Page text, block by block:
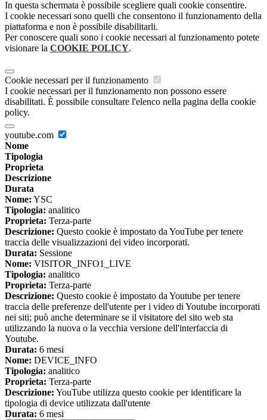
In questa schermata è possibile scegliere quali cookie consentire.
I cookie necessari sono quelli che consentono il funzionamento della
piattaforma e non è possibile disabilitarli.
Per conoscere quali sono i cookie necessari al funzionamento potete
visionare la COOKIE POLICY.
Cookie necessari per il funzionamento
I cookie necessari per il funzionamento non possono essere
disabilitati. È possibile consultare l'elenco nella pagina della cookie
policy.
youtube.com
Nome
Tipologia
Proprieta
Descrizione
Durata
Nome: YSC
Tipologia: analitico
Proprieta: Terza-parte
Descrizione: Questo cookie è impostato da YouTube per tenere
traccia delle visualizzazioni dei video incorporati.
Durata: Sessione
Nome: VISITOR_INFO1_LIVE
Tipologia: analitico
Proprieta: Terza-parte
Descrizione: Questo cookie è impostato da Youtube per tenere
traccia delle preferenze dell'utente per i video di Youtube incorporati
nei siti; può anche determinare se il visitatore del sito web sta
utilizzando la nuova o la vecchia versione dell'interfaccia di
Youtube.
Durata: 6 mesi
Nome: DEVICE_INFO
Tipologia: analitico
Proprieta: Terza-parte
Descrizione: YouTube utilizza questo cookie per identificare la
tipologia di device utilizzata dall'utente
Durata: 6 mesi